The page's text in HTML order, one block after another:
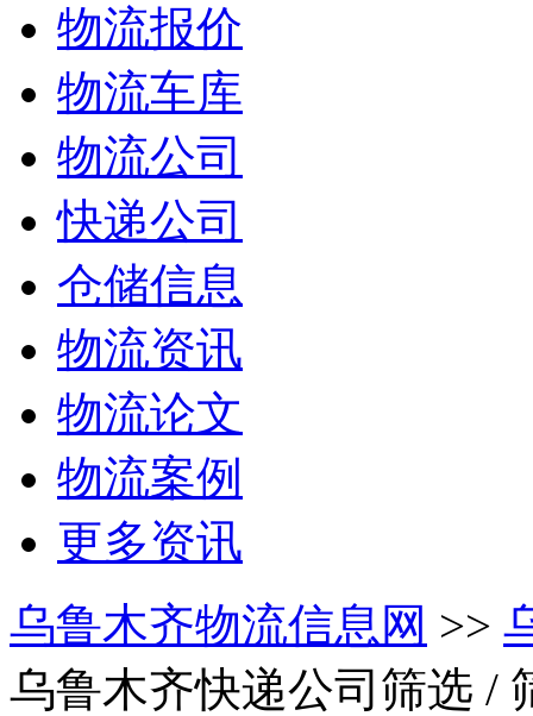
物流报价
物流车库
物流公司
快递公司
仓储信息
物流资讯
物流论文
物流案例
更多资讯
乌鲁木齐物流信息网 >>
乌鲁木齐快递公司筛选 /